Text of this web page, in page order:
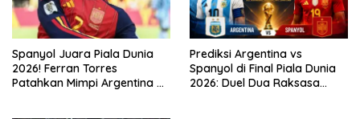
Spanyol Juara Piala Dunia
2026! Ferran Torres
Patahkan Mimpi Argentina di
Prediksi Argentina vs
Spanyol di Final Piala Dunia
2026: Duel Dua Raksasa